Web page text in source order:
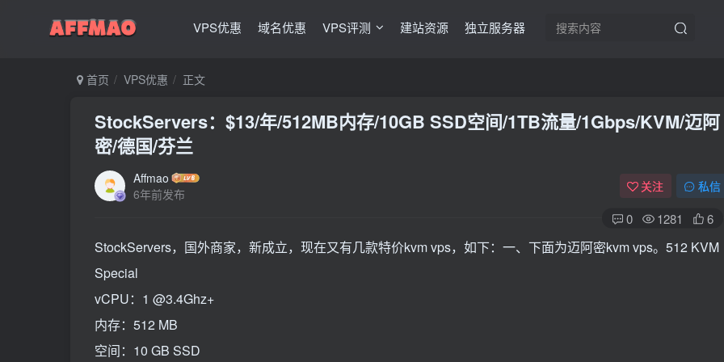
VPS优惠 域名优惠 VPS评测 建站资源 独立服务器
首页 VPS优惠 正文
StockServers：$13/年/512MB内存/10GB SSD空间/1TB流量/1Gbps/KVM/迈阿
密/德国/芬兰
Affmao
6年前发布
关注 私信
0 1281 6
StockServers，国外商家，新成立，现在又有几款特价kvm vps，如下：一、下面为迈阿密kvm vps。512 KVM
Special
vCPU：1 @3.4Ghz+
内存：512 MB
空间：10 GB SSD